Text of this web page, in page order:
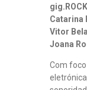
Catarina
Vitor
Joana
Com